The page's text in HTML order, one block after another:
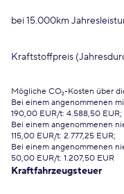
bei 15.000km
Kraftstoffpreis
Mögliche CO₂-Kosten über
Bei einem angenommenen
190,00 EUR/t: 4.588,50 EUR;
Bei einem angenommenen
115,00 EUR/t: 2.777,25 EUR;
Bei einem angenommenen
50,00 EUR/t: 1.207,50 EUR
Kraftfahrzeugsteuer